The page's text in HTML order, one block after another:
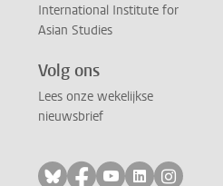
International Institute for
Asian Studies
Volg ons
Lees onze wekelijkse
nieuwsbrief
Volg ons op bluesky
Volg ons op
Volg ons op
Volg ons
Volg